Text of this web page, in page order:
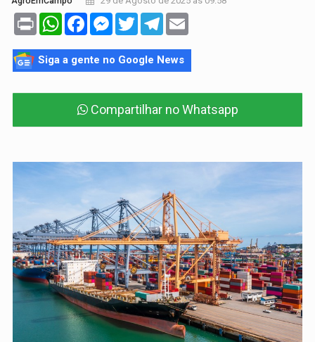
Print WhatsAppFacebookMessenger
TwitterTelegram
Siga a gente no Google News
Compartilhar no Whatsapp